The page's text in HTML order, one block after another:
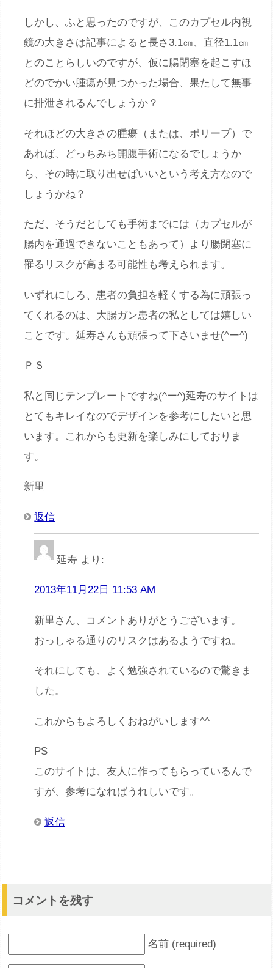
しかし、ふと思ったのですが、このカプセル内視
鏡の大きさは記事によると長さ3.1㎝、直径1.1㎝
とのことらしいのですが、仮に腸閉塞を起こすほ
どのでかい腫瘍が見つかった場合、果たして無事
に排泄されるんでしょうか？
それほどの大きさの腫瘍（または、ポリープ）で
あれば、どっちみち開腹手術になるでしょうか
ら、その時に取り出せばいいという考え方なので
しょうかね？
ただ、そうだとしても手術までには（カプセルが
腸内を通過できないこともあって）より腸閉塞に
罹るリスクが高まる可能性も考えられます。
いずれにしろ、患者の負担を軽くする為に頑張っ
てくれるのは、大腸ガン患者の私としては嬉しい
ことです。延寿さんも頑張って下さいませ(^ー^)
ＰＳ
私と同じテンプレートですね(^ー^)延寿のサイトは
とてもキレイなのでデザインを参考にしたいと思
います。これからも更新を楽しみにしておりま
す。
新里
返信
延寿 より:
2013年11月22日 11:53 AM
新里さん、コメントありがとうございます。
おっしゃる通りのリスクはあるようですね。
それにしても、よく勉強されているので驚きま
した。
これからもよろしくおねがいします^^
PS
このサイトは、友人に作ってもらっているんで
すが、参考になればうれしいです。
返信
コメントを残す
名前 (required)